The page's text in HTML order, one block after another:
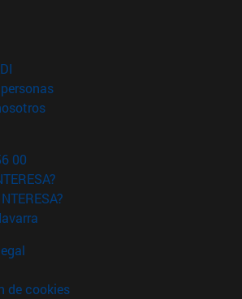
en nueva ventana)
(abre en nueva ventana)
(abre en nueva ventana)
00
de cookies